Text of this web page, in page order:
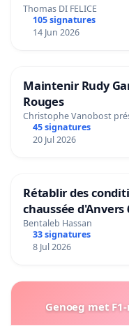
Thomas DI FELICE
105 signatures
14 Jun 2026
Maintenir Rudy
Rouges
Christophe Vanobost
45 signatures
20 Jul 2026
Rétablir des
chaussée d'Anvers
Bentaleb Hassan
33 signatures
8 Jul 2026
Genoeg met